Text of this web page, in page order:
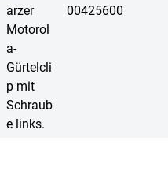
00425600